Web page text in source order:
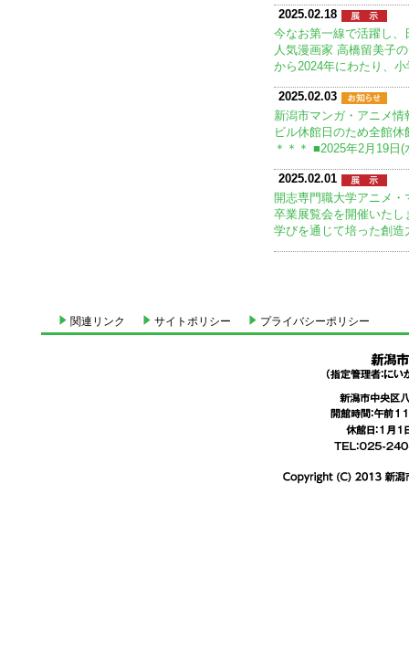
2025.02.18
今なお第一線で活躍し
人気漫画家 高橋留美子
から2024年にわたり、
2025.02.03
新潟市マンガ・アニメ
ビル休館日のため全館
＊＊＊ ■2025年2月19日
2025.02.01
開志専門職大学アニメ
卒業展覧会を開催いた
学びを通じて培った創
関連リンク サイトポリシー プライバシーポリシー